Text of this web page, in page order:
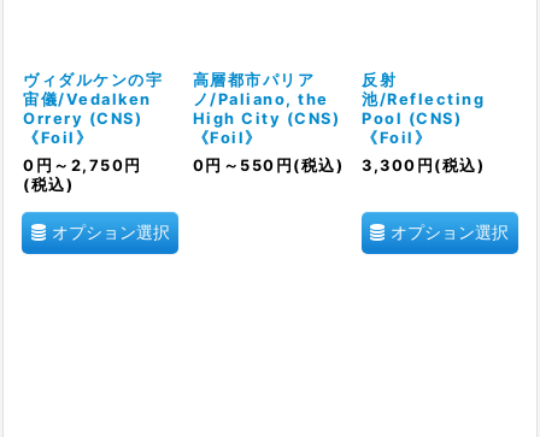
ヴィダルケンの宇
宙儀/Vedalken
Orrery (CNS)
《Foil》
0 円 ～2,750 円
(税込)
オプション選択
高層都市パリア
ノ/Paliano, the
High City (CNS)
《Foil》
0 円 ～550 円 (税込)
反射
池/Reflecting
Pool (CNS)
《Foil》
3,300 円 (税込)
オプション選択